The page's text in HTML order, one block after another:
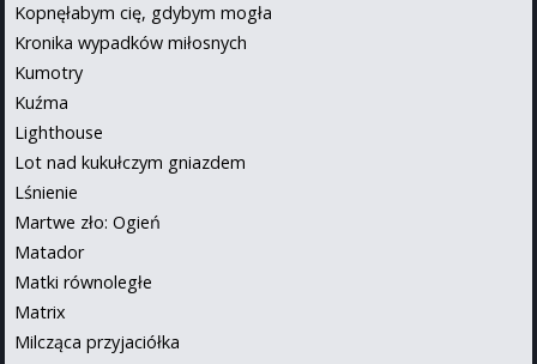
Kopnęłabym cię, gdybym mogła
Kronika wypadków miłosnych
Kumotry
Kuźma
Lighthouse
Lot nad kukułczym gniazdem
Lśnienie
Martwe zło: Ogień
Matador
Matki równoległe
Matrix
Milcząca przyjaciółka